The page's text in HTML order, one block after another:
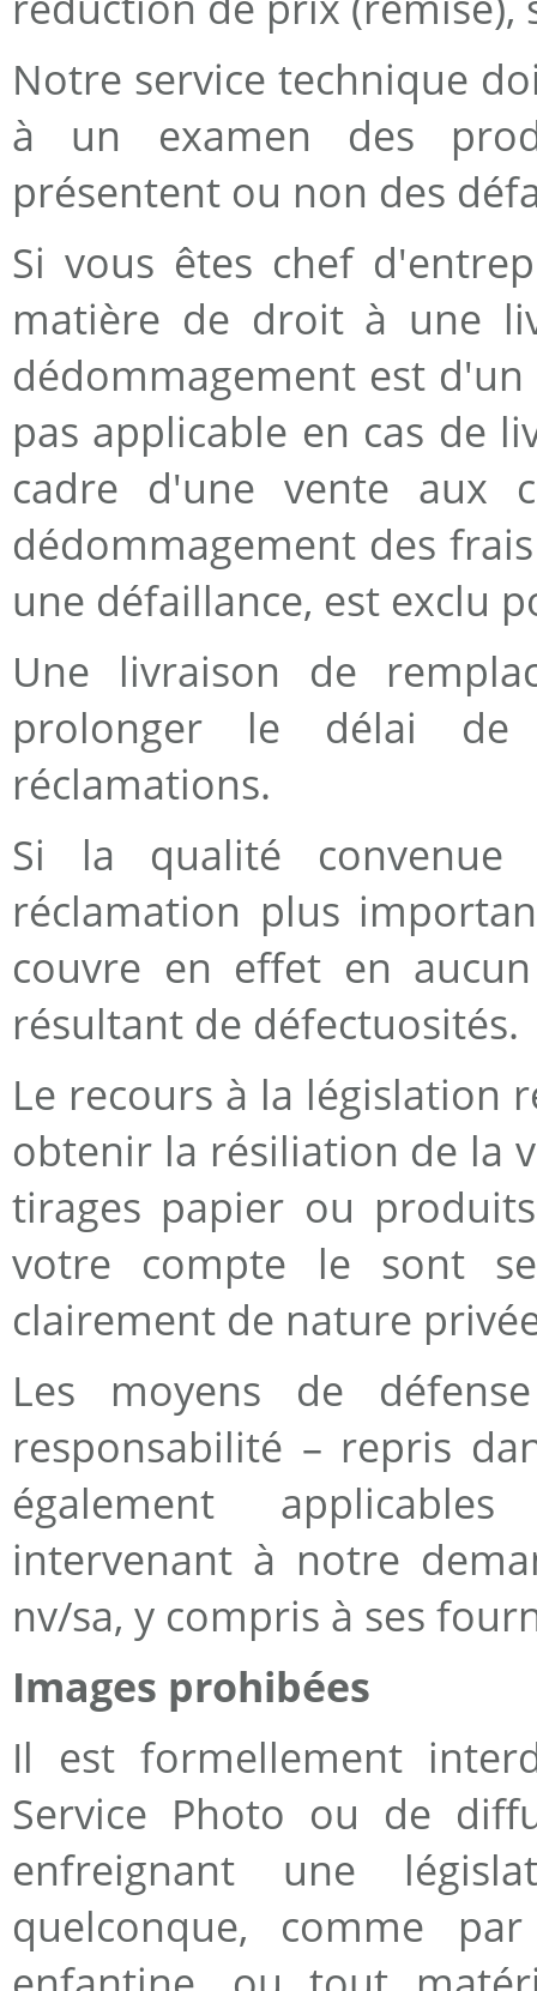
Notre service technique
à un examen des
présentent ou non des
Si vous êtes chef
matière de droit à une
dédommagement est
pas applicable en cas de
cadre d'une vente aux
dédommagement des
une défaillance, est exclu
Une livraison de
prolonger le délai de
réclamations.
Si la qualité
réclamation plus
couvre en effet en
résultant de défectuosités.
Le recours à la législation
obtenir la résiliation de la
tirages papier ou
votre compte le sont
clairement de nature
Les moyens de
responsabilité – repris
également
intervenant à notre
nv/sa, y compris à ses
Images prohibées
Il est formellement
Service Photo ou de
enfreignant une
quelconque, comme